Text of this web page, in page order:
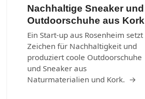
Nachhaltige Sneaker und
Outdoorschuhe aus Kork
Ein Start-up aus Rosenheim setzt
Zeichen für Nachhaltigkeit und
produziert coole Outdoorschuhe
und Sneaker aus
Naturmaterialien und Kork. →